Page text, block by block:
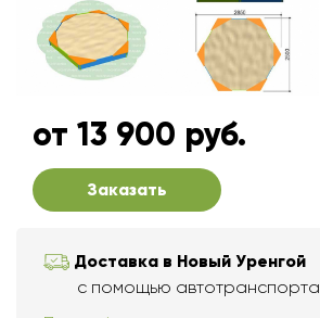
от 13 900 руб.
Заказать
Доставка в Новый Уренгой
с помощью автотранспорта